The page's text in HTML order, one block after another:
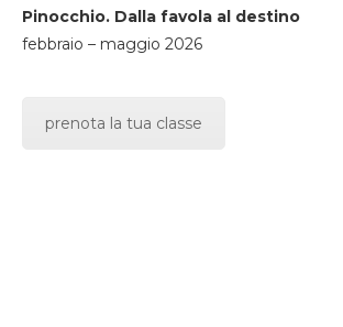
Pinocchio. Dalla favola al destino
febbraio – maggio 2026
prenota la tua classe